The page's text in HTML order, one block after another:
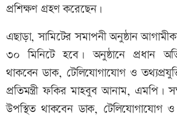
প্রশিক্ষণ গ্রহণ করেছেন।
এছাড়া, সামিটের সমাপনী অনুষ্ঠান
৩০ মিনিটে হবে। অনুষ্ঠানে প্রধান
থাকবেন ডাক, টেলিযোগাযোগ ও
প্রতিমন্ত্রী ফকির মাহবুব আনাম, এমপি।
উপস্থিত থাকবেন ডাক, টেলিযোগাযোগ ও